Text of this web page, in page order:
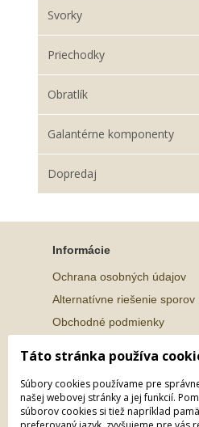
Svorky
Priechodky
Obratlík
Galantérne komponenty
Dopredaj
Informácie
Ochrana osobných údajov
Alternatívne riešenie sporov
Obchodné podmienky
Táto stránka používa
Súbory cookies používame pre
našej webovej stránky a jej funkcií.
súborov cookies si tiež napríklad